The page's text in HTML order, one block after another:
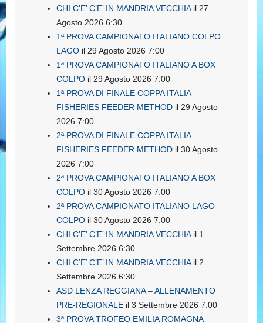
CHI C’E’ C’E’ IN MANDRIA VECCHIAil 27
Agosto 2026 6:30
1ª PROVA CAMPIONATO ITALIANO COLPO
LAGO il 29 Agosto 2026 7:00
1ª PROVA CAMPIONATO ITALIANO A BOX
COLPO il 29 Agosto 2026 7:00
1ª PROVA DI FINALE COPPA ITALIA
FISHERIES FEEDER METHOD il 29 Agosto
2026 7:00
2ª PROVA DI FINALE COPPA ITALIA
FISHERIES FEEDER METHOD il 30 Agosto
2026 7:00
2ª PROVA CAMPIONATO ITALIANO A BOX
COLPO il 30 Agosto 2026 7:00
2ª PROVA CAMPIONATO ITALIANO LAGO
COLPO il 30 Agosto 2026 7:00
CHI C’E’ C’E’ IN MANDRIA VECCHIAil 1
Settembre 2026 6:30
CHI C’E’ C’E’ IN MANDRIA VECCHIAil 2
Settembre 2026 6:30
ASD LENZA REGGIANA – ALLENAMENTO
PRE-REGIONALE il 3 Settembre 2026 7:00
3ª PROVA TROFEO EMILIA ROMAGNA